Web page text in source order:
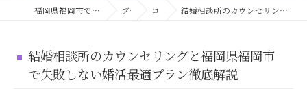
福岡県福岡市で婚活するなら結婚相談所テニシア ブログ コラム 結婚相談所のカウンセリングと福岡県福岡市で失敗しない婚活最適プラン徹底解説
結婚相談所のカウンセリングと福岡県福岡市
で失敗しない婚活最適プラン徹底解説